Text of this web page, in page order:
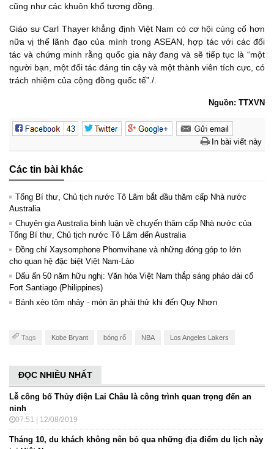
cũng như các khuôn khổ tương đồng.
Giáo sư Carl Thayer khẳng định Việt Nam có cơ hội củng cố hơn
nữa vị thế lãnh đạo của mình trong ASEAN, hợp tác với các đối
tác và chứng minh rằng quốc gia này đang và sẽ tiếp tục là “một
người bạn, một đối tác đáng tin cậy và một thành viên tích cực, có
trách nhiệm của cộng đồng quốc tế”./.
Nguồn: TTXVN
In bài viết này
Các tin bài khác
Tổng Bí thư, Chủ tịch nước Tô Lâm bắt đầu thăm cấp Nhà nước
Australia
Chuyên gia Australia bình luận về chuyến thăm cấp Nhà nước của
Tổng Bí thư, Chủ tịch nước Tô Lâm đến Australia
Đồng chí Xaysomphone Phomvihane và những đóng góp to lớn
cho quan hệ đặc biệt Việt Nam-Lào
Dấu ấn 50 năm hữu nghị: Văn hóa Việt Nam thắp sáng pháo đài cổ
Fort Santiago (Philippines)
Bánh xèo tôm nhảy - món ăn phải thử khi đến Quy Nhơn
Tags Kobe Bryant bóng rổ NBA Los Angeles Lakers
ĐỌC NHIỀU NHẤT
Lễ công bố Thủy điện Lai Châu là công trình quan trọng đến an
ninh
07:51 | 12/08/2019
Tháng 10, du khách không nên bỏ qua những địa điểm du lịch này